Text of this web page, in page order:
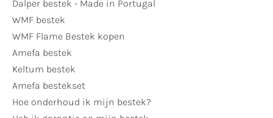
Dalper bestek - Made in Portugal
WMF bestek
WMF Flame Bestek kopen
Amefa bestek
Keltum bestek
Amefa bestekset
Hoe onderhoud ik mijn bestek?